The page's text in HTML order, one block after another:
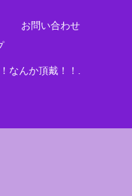
お問い合わせ
なんか頂戴！！.